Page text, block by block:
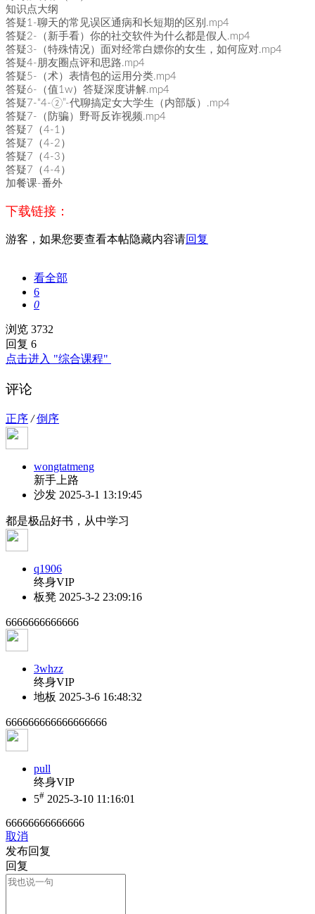
知识点大纲
答疑1-聊天的常见误区通病和长短期的区别.mp4
答疑2-（新手看）你的社交软件为什么都是假人.mp4
答疑3-（特殊情况）面对经常白嫖你的女生，如何应对.mp4
答疑4-朋友圈点评和思路.mp4
答疑5-（术）表情包的运用分类.mp4
答疑6-（值1w）答疑深度讲解.mp4
答疑7-“4-②”-代聊搞定女大学生（内部版）.mp4
答疑7-（防骗）野哥反诈视频.mp4
答疑7（4-1）
答疑7（4-2）
答疑7（4-3）
答疑7（4-4）
加餐课-番外
下载链接：
游客，如果您要查看本帖隐藏内容请回复
看全部
6
0
浏览 3732
回复 6
点击进入 "综合课程"
评论
正序 / 倒序
wongtatmeng
新手上路
沙发 2025-3-1 13:19:45
都是极品好书，从中学习
q1906
终身VIP
板凳 2025-3-2 23:09:16
6666666666666
3whzz
终身VIP
地板 2025-3-6 16:48:32
666666666666666666
pull
终身VIP
5# 2025-3-10 11:16:01
66666666666666
取消
发布回复
回复